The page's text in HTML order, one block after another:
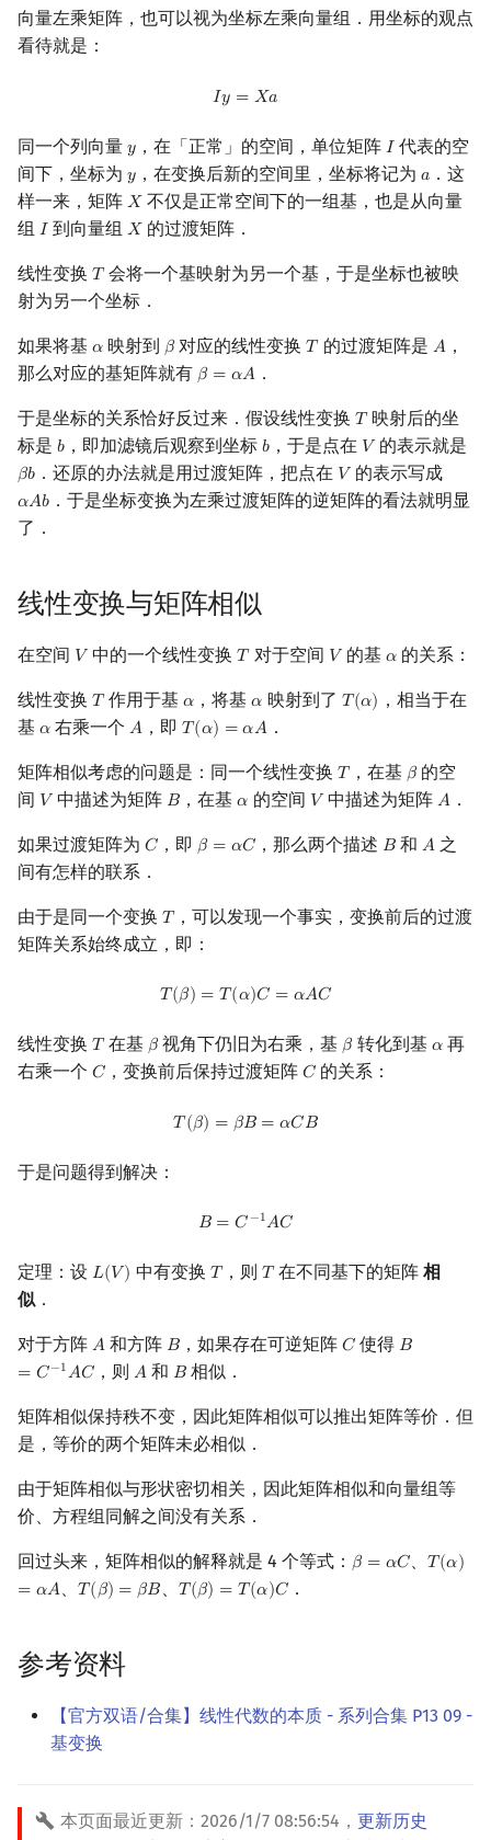
向量左乘矩阵，也可以视为坐标左乘向量组．用坐标的观点
看待就是：
𝐼𝑦 = 𝑋𝑎
Iy=X a
同一个列向量 𝑦
y，在「正常」的空间，单位矩阵 𝐼
I代表的空
间下，坐标为 𝑦
y，在变换后新的空间里，坐标将记为 𝑎
a ．这
样一来，矩阵 𝑋
X 不仅是正常空间下的一组基，也是从向量
组 𝐼
I到向量组 𝑋
X 的过渡矩阵．
线性变换 𝑇
T 会将一个基映射为另一个基，于是坐标也被映
射为另一个坐标．
如果将基 𝛼
α 映射到 𝛽
β 对应的线性变换𝑇
T 的过渡矩阵是 𝐴
A ，
那么对应的基矩阵就有 𝛽 = 𝛼𝐴
β =α A ．
于是坐标的关系恰好反过来．假设线性变换 𝑇
T 映射后的坐
标是 𝑏
b，即加滤镜后观察到坐标 𝑏
b，于是点在 𝑉
V 的表示就是
𝛽𝑏
βb ．还原的办法就是用过渡矩阵，把点在 𝑉
V 的表示写成
𝛼𝐴𝑏
αAb ．于是坐标变换为左乘过渡矩阵的逆矩阵的看法就明显
了．
线性变换与矩阵相似
在空间 𝑉
V 中的一个线性变换𝑇
T 对于空间 𝑉
V的基 𝛼
α 的关系：
线性变换 𝑇
T 作用于基𝛼
α ，将基𝛼
α 映射到了 𝑇(𝛼)
T(α)
，相当于在
基 𝛼
α 右乘一个 𝐴
A ，即𝑇 (𝛼) = 𝛼𝐴
T(α)= αA ．
矩阵相似考虑的问题是：同一个线性变换 𝑇
T ，在基 𝛽
β 的空
间 𝑉
V 中描述为矩阵 𝐵
B ，在基𝛼
α 的空间 𝑉
V 中描述为矩阵 𝐴
A ．
如果过渡矩阵为 𝐶
C ，即 𝛽 = 𝛼𝐶
β =α C ，那么两个描述 𝐵
B 和 𝐴
A 之
间有怎样的联系．
由于是同一个变换 𝑇
T ，可以发现一个事实，变换前后的过渡
矩阵关系始终成立，即：
𝑇 (𝛽) = 𝑇 (𝛼)𝐶 = 𝛼𝐴𝐶
T β) =T(α)C= αA C
线性变换 𝑇
T 在基 𝛽
β 视角下仍旧为右乘，基 𝛽
β 转化到基 𝛼
α再
右乘一个 𝐶
C ，变换前后保持过渡矩阵𝐶
C 的关系：
𝑇 (𝛽) = 𝛽𝐵 = 𝛼𝐶𝐵
T( β)= βB =α CB
于是问题得到解决：
𝐵 = 𝐶 −1𝐴𝐶
B= C−1A C
定理：设 𝐿(𝑉)
L(V) 中有变换 𝑇
T ，则 𝑇
T 在不同基下的矩阵相
似 ．
对于方阵 𝐴
A 和方阵 𝐵
B ，如果存在可逆矩阵𝐶
C 使得 𝐵
= 𝐶−1𝐴𝐶
B=
，则 𝐴
A和 𝐵
B相似．
矩阵相似保持秩不变，因此矩阵相似可以推出矩阵等价．但
是，等价的两个矩阵未必相似．
由于矩阵相似与形状密切相关，因此矩阵相似和向量组等
价、方程组同解之间没有关系．
回过头来，矩阵相似的解释就是 4 个等式： 𝛽 = 𝛼𝐶
β =α C 、 𝑇 (𝛼)
= 𝛼𝐴
T(α)=
、𝑇 (𝛽) = 𝛽𝐵
T(β)= βB 、 𝑇(𝛽) = 𝑇 (𝛼)𝐶
T(β)= T(α)C ．
参考资料
【官方双语/合集】线性代数的本质 - 系列合集 P13 09 -
基变换
本页面最近更新： 2026/1/7 08:56:54 ， 更新历史